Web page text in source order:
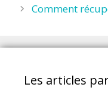
Comment
Les articles